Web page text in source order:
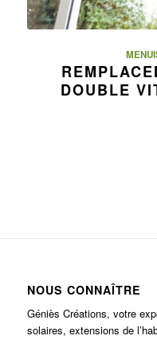
DOUBLE
NOUS CONNAÎTRE
Géniès Créations, votre
solaires, extensions de